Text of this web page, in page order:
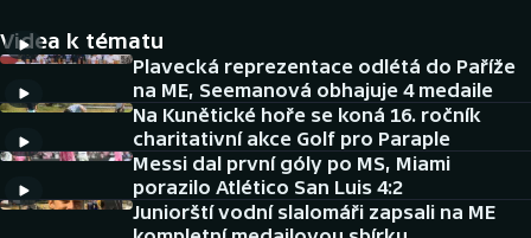
Atletika
Cyklistika
DALŠÍ SPORTY
Americký fotbal
NEPŘEHLÉDNĚTE
Videa k tématu
Plavecká reprezentace odlétá do Paříže
na ME, Seemanová obhajuje 4 medaile
Na Kunětické hoře se koná 16. ročník
charitativní akce Golf pro Paraple
Messi dal první góly po MS, Miami
porazilo Atlético San Luis 4:2
Juniorští vodní slalomáři zapsali na ME